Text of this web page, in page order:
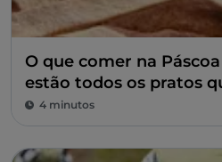
O que comer na
estão todos os pratos
perder
4 minutos